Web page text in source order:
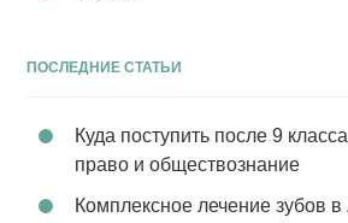
ПОСЛЕДНИЕ СТАТЬИ
Куда поступить после 9
право и обществознание
Комплексное лечение зубов